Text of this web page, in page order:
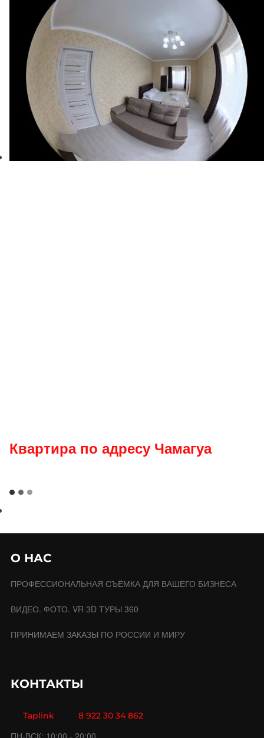
Квартира по адресу Чамагуа
О НАС
ПРОФЕССИОНАЛЬНАЯ СЪЁМКА ДЛЯ ВАШЕГО БИЗНЕСА
ВИДЕО. ФОТО. VR 3D ТУРЫ 360
ПРИНИМАЕМ ЗАКАЗЫ ПО РОССИИ И МИРУ
КОНТАКТЫ
Taplink 8 922 30 34 862
ПН-ВСК: 10:00 - 20:00